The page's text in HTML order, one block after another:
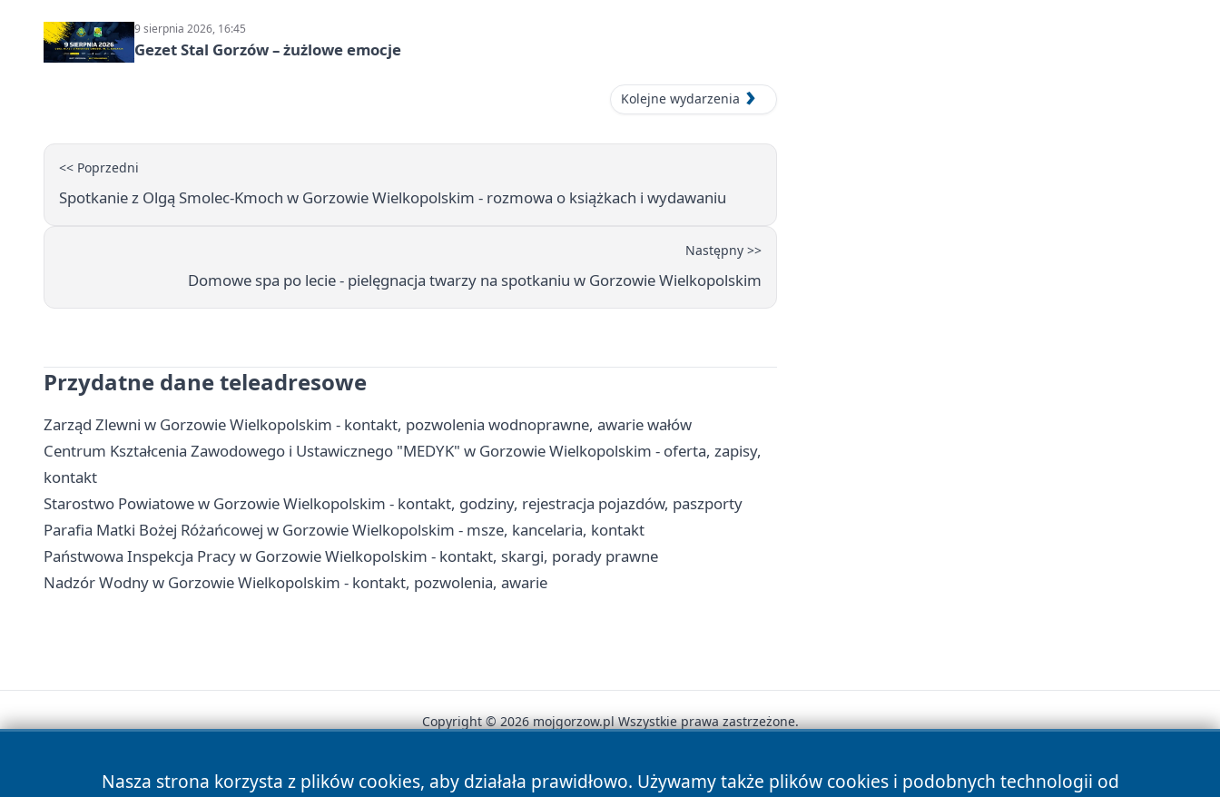
9 sierpnia 2026, 16:45
Gezet Stal Gorzów – żużlowe emocje
Kolejne wydarzenia
<< Poprzedni
Spotkanie z Olgą Smolec-Kmoch w Gorzowie Wielkopolskim - rozmowa o książkach i wydawaniu
Następny >>
Domowe spa po lecie - pielęgnacja twarzy na spotkaniu w Gorzowie Wielkopolskim
Przydatne dane teleadresowe
Zarząd Zlewni w Gorzowie Wielkopolskim - kontakt, pozwolenia wodnoprawne, awarie wałów
Centrum Kształcenia Zawodowego i Ustawicznego "MEDYK" w Gorzowie Wielkopolskim - oferta, zapisy,
kontakt
Starostwo Powiatowe w Gorzowie Wielkopolskim - kontakt, godziny, rejestracja pojazdów, paszporty
Parafia Matki Bożej Różańcowej w Gorzowie Wielkopolskim - msze, kancelaria, kontakt
Państwowa Inspekcja Pracy w Gorzowie Wielkopolskim - kontakt, skargi, porady prawne
Nadzór Wodny w Gorzowie Wielkopolskim - kontakt, pozwolenia, awarie
Nasza strona korzysta z plików cookies, aby działała prawidłowo. Używamy także plików cookies i podobnych technologii od
Copyright © 2026 mojgorzow.pl Wszystkie prawa zastrzeżone.
News Autorzy Polityka Prywatności Polityka Cookies